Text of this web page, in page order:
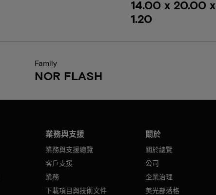
14.00 x 20.00 x
1.20
Family
NOR FLASH
業務與支援
業務與支援總覽
客戶支援
業務
下載項目與技術文件
關於
關於總覽
公司
企業治理
美光部落格